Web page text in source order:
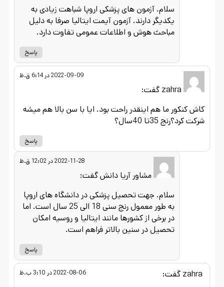
سلام. آزمون های پزشکی اروپا شباهت زیادی به
یکدیگر دارند. آزمون آیمت ایتالیا صرفا به دلیل
مباحث هوش و اطلاعات عمومی تفاوت دارد.
پاسخ
zahra گفت:
2022-09-09 در 6:14 ق.ظ
کاش کنکور ما هم اینقدر راحت بود. ایا با سن بالا هم میشه
شرکت کرد؟رنج 35تا 40سال؟
پاسخ
مشاور آریا دانشگفت:
2022-11-28 در 12:02 ق.ظ
سلام. جهت تحصیل پزشکی در دانشگاه های اروپا
به طور معمول رنج سنی 18 الی 25 سال است. اما
در برخی از کشورها مانند ایتالیا و روسیه امکان
تحصیل در سنین بالاتر فراهم است.
پاسخ
zahra گفت: 2022-08-06 در 3:10 ب.ظ